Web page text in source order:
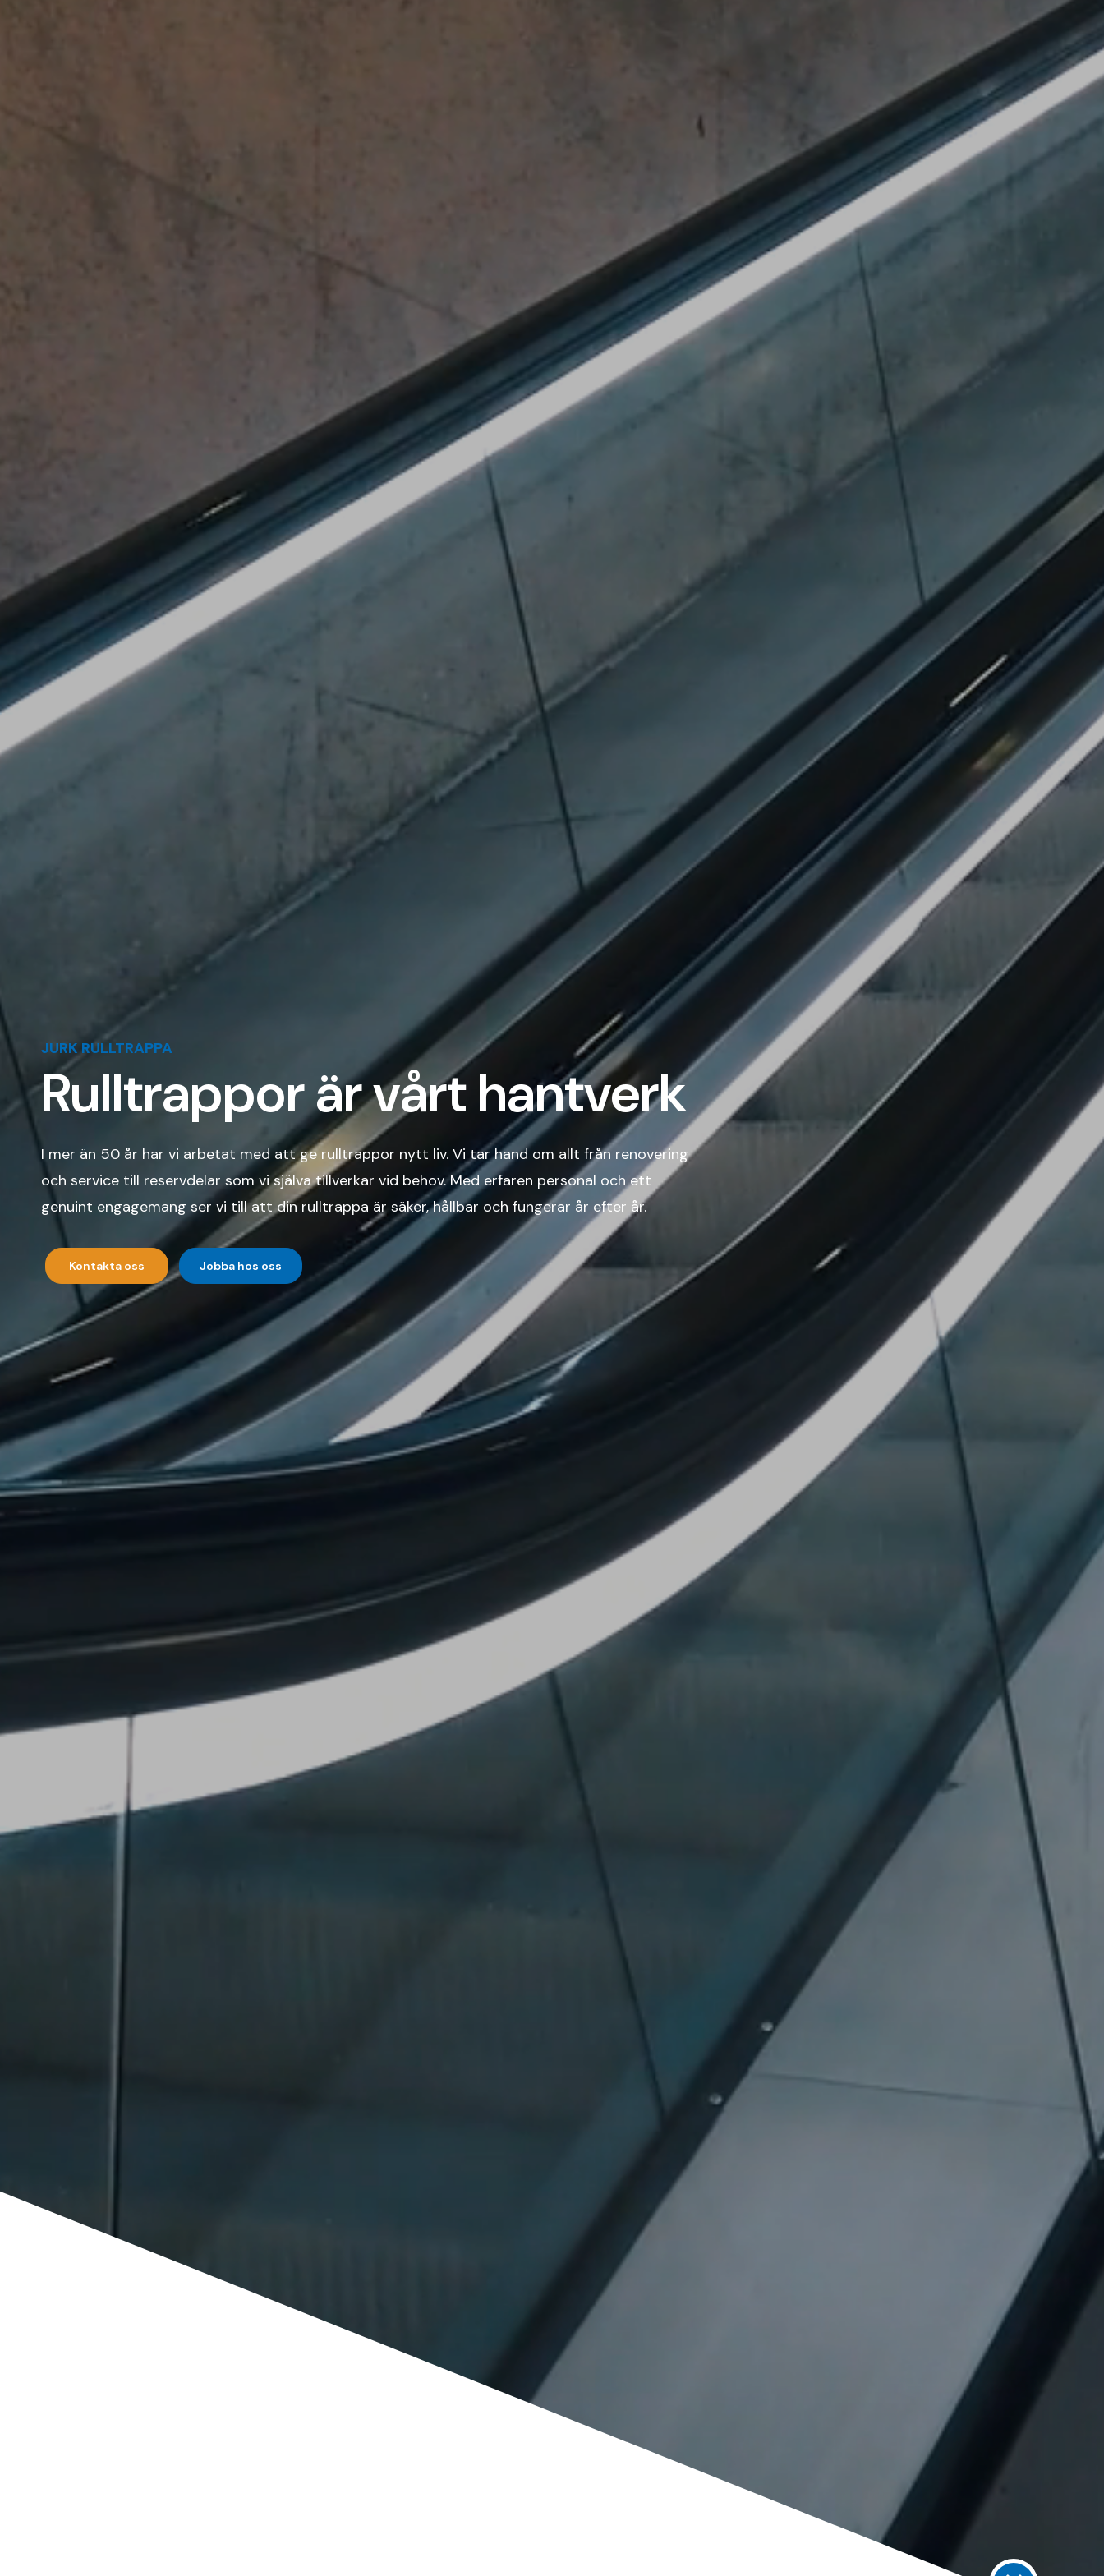
JURK RULLTRAPPA
Rulltrappor är vårt hantverk
I mer än 50 år har vi arbetat med att ge rulltrappor nytt liv. Vi tar hand om allt från renovering
och service till reservdelar som vi själva tillverkar vid behov. Med erfaren personal och ett
genuint engagemang ser vi till att din rulltrappa är säker, hållbar och fungerar år efter år.
Kontakta oss Jobba hos oss